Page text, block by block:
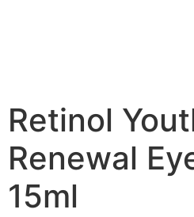
Retinol
Renewal
15ml